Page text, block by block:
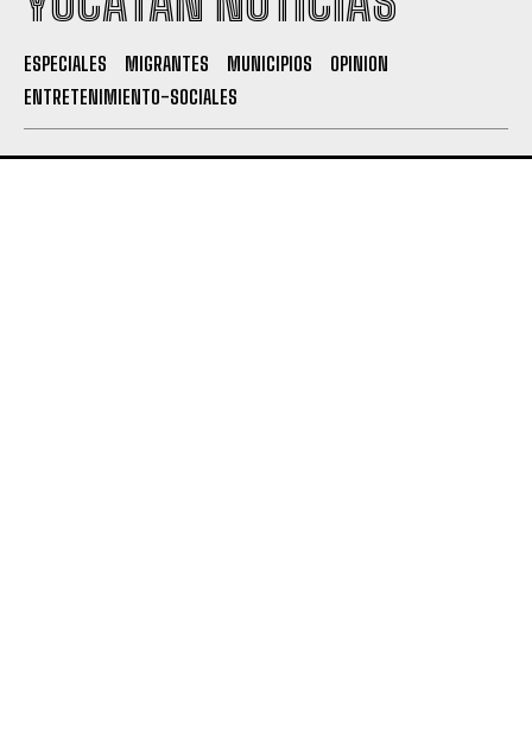
ESPECIALES MIGRANTES MUNICIPIOS
OPINION
ENTRETENIMIENTO-SOCIALES